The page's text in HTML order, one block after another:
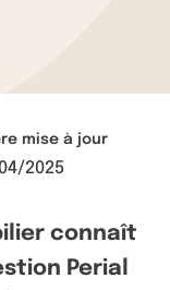
mise à jour
2025
connaît
Perial